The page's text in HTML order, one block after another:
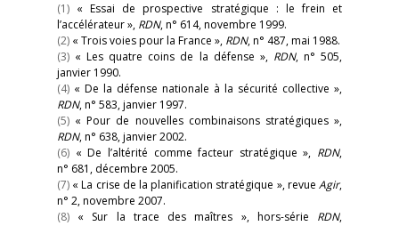
(1) « Essai de prospective stratégique : le frein et
l’accélérateur », RDN, n° 614, novembre 1999.
(2) « Trois voies pour la France », RDN, n° 487, mai 1988.
(3) « Les quatre coins de la défense », RDN, n° 505,
janvier 1990.
(4) « De la défense nationale à la sécurité collective »,
RDN, n° 583, janvier 1997.
(5) « Pour de nouvelles combinaisons stratégiques »,
RDN, n° 638, janvier 2002.
(6) « De l’altérité comme facteur stratégique », RDN,
n° 681, décembre 2005.
(7) « La crise de la planification stratégique », revue Agir,
n° 2, novembre 2007.
(8) « Sur la trace des maîtres », hors-série RDN,